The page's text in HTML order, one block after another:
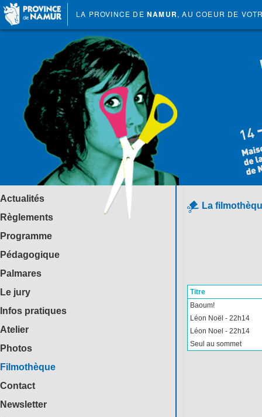
LA PROVINCE DE NAMUR, AU COEUR DE
Actualités
Règlements
Programme
Pédagogique
Palmares
Le jury
Infos pratiques
Atelier
Photos
Filmothèque
Contact
Newsletter
La
Titre
Baoum!
Léon Noël - 22h14
Léon Noel - 22h14
Seul au sommet